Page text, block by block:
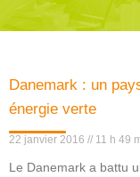
Danemark : un
énergie verte
22 janvier 2016 11 h 49
Le Danemark a battu